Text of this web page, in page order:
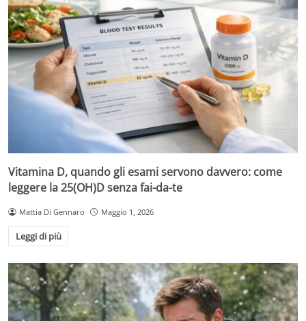
Vitamina D, quando gli esami servono davvero: come
leggere la 25(OH)D senza fai-da-te
Mattia Di Gennaro Maggio 1, 2026
Leggi di più